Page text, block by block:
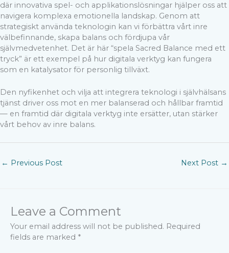
där innovativa spel- och applikationslösningar hjälper oss att
navigera komplexa emotionella landskap. Genom att
strategiskt använda teknologin kan vi förbättra vårt inre
välbefinnande, skapa balans och fördjupa vår
självmedvetenhet. Det är här “spela Sacred Balance med ett
tryck” är ett exempel på hur digitala verktyg kan fungera
som en katalysator för personlig tillväxt.
Den nyfikenhet och vilja att integrera teknologi i självhälsans
tjänst driver oss mot en mer balanserad och hållbar framtid
— en framtid där digitala verktyg inte ersätter, utan stärker
vårt behov av inre balans.
← Previous Post Next Post →
Leave a Comment
Your email address will not be published. Required
fields are marked *